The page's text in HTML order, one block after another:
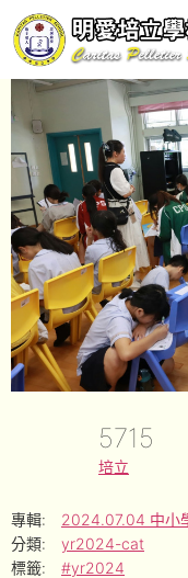
5715
培立
專輯:
2024.07.04 中小
分類:
yr2024-cat
標籤:
#yr2024